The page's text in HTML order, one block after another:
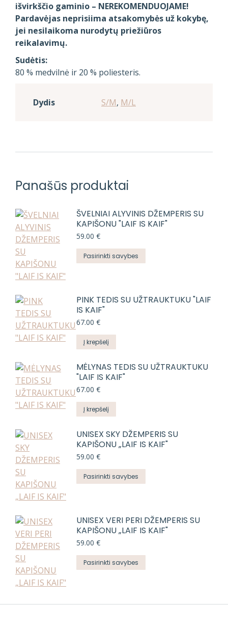
išvirkščio gaminio – NEREKOMENDUOJAME!
Pardavėjas neprisiima atsakomybės už kokybę,
jei nesilaikoma nurodytų priežiūros
reikalavimų.
Sudėtis:
80 % medvilnė ir 20 % poliesteris.
Dydis S/M, M/L
Panašūs produktai
ŠVELNIAI ALYVINIS DŽEMPERIS SU
KAPIŠONU "LAIF IS KAIF"
59.00 €
Pasirinkti savybes
product
variants.
chosen
PINK TEDIS SU UŽTRAUKTUKU "LAIF
IS KAIF"
67.00 €
Į krepšelį
MĖLYNAS TEDIS SU UŽTRAUKTUKU
"LAIF IS KAIF"
67.00 €
Į krepšelį
UNISEX SKY DŽEMPERIS SU
KAPIŠONU „LAIF IS KAIF"
59.00 €
Pasirinkti savybes
product
variants.
The
be
UNISEX VERI PERI DŽEMPERIS SU
KAPIŠONU „LAIF IS KAIF"
59.00 €
Pasirinkti savybes
product